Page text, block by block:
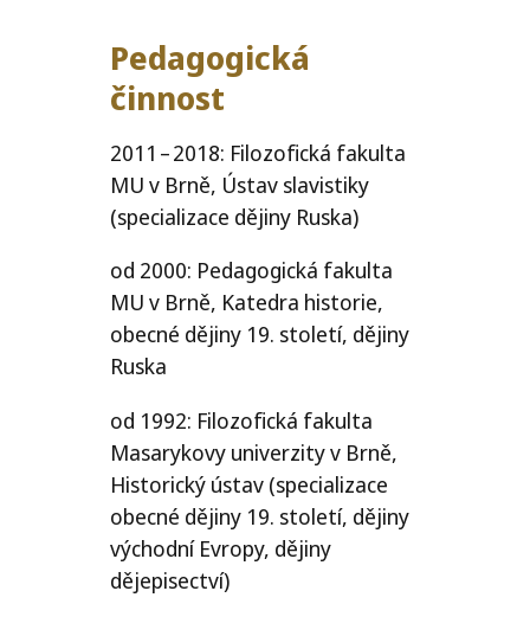
Pedagogická
činnost
2011 – 2018: Filozofická fakulta
MU v Brně, Ústav slavistiky
(specializace dějiny Ruska)
od 2000: Pedagogická fakulta
MU v Brně, Katedra historie,
obecné dějiny 19. století, dějiny
Ruska
od 1992: Filozofická fakulta
Masarykovy univerzity v Brně,
Historický ústav (specializace
obecné dějiny 19. století, dějiny
východní Evropy, dějiny
dějepisectví)